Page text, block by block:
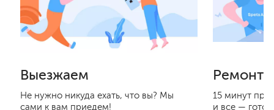
Выезжаем
Не нужно никуда ехать, что вы? Мы
сами к вам приедем!
15 минут
и все —